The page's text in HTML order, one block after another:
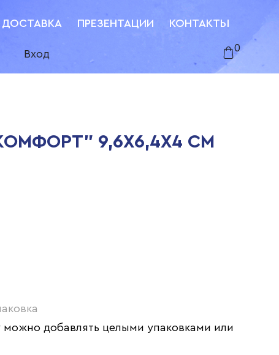
ДОСТАВКА ПРЕЗЕНТАЦИИ
КОНТАКТЫ
Вход
0
9,6Х6,4Х4 СМ
можно добавлять целыми упаковками или